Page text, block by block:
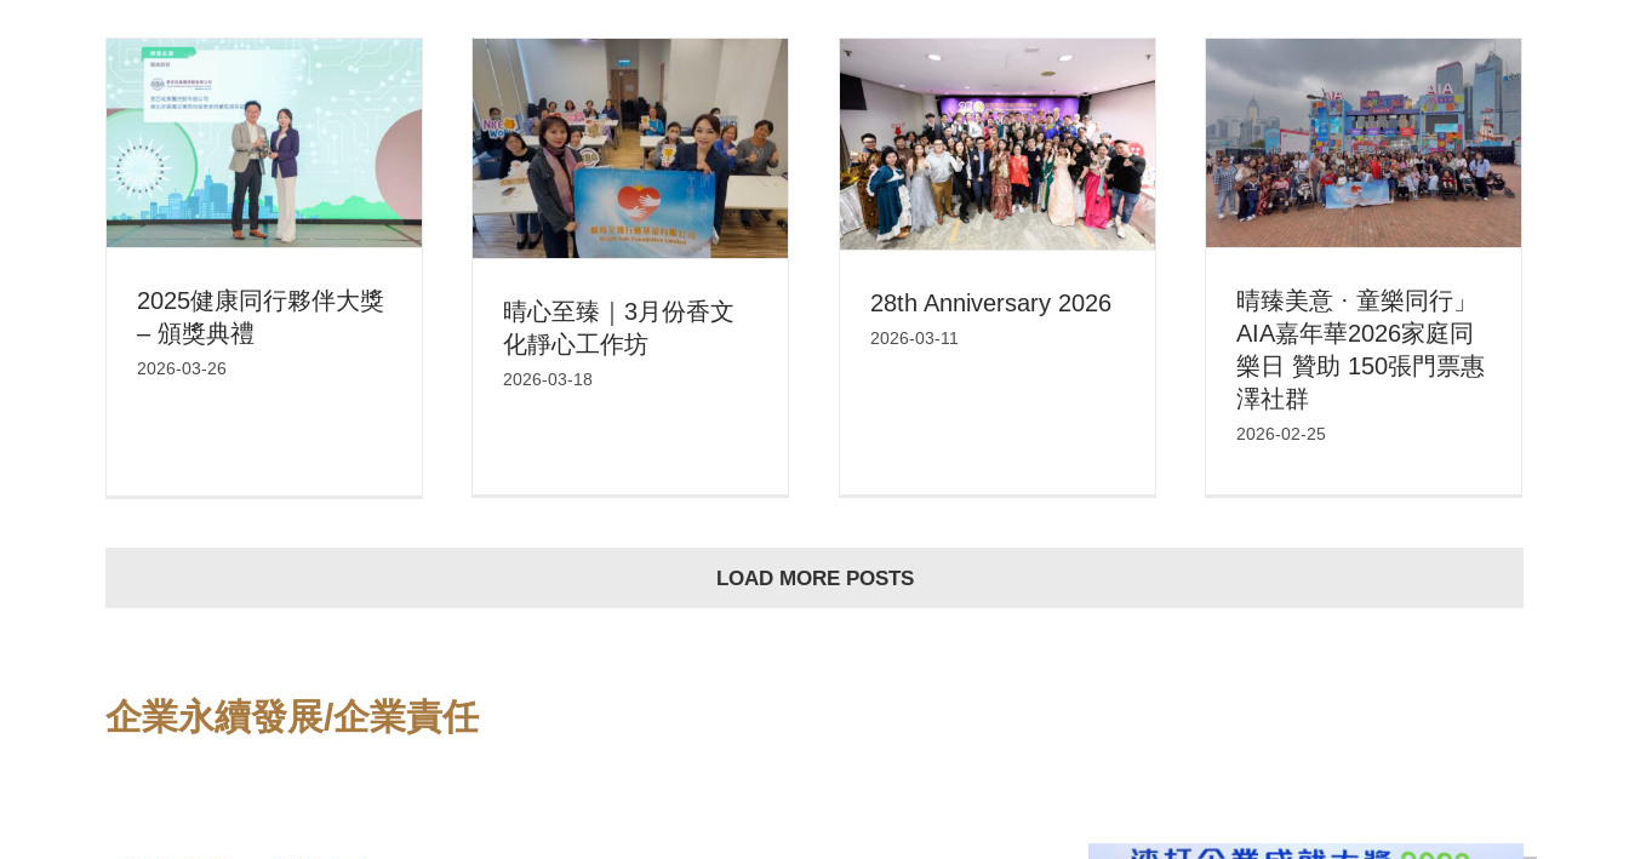
2025健康同行夥伴大獎
– 頒獎典禮
2026-03-26
晴心至臻｜3月份香文
化靜心工作坊
2026-03-18
28th Anniversary 2026
2026-03-11
晴臻美意 · 童樂同行」
AIA嘉年華2026家庭同
樂日 贊助 150張門票惠
澤社群
2026-02-25
LOAD MORE POSTS
企業永續發展/企業責任